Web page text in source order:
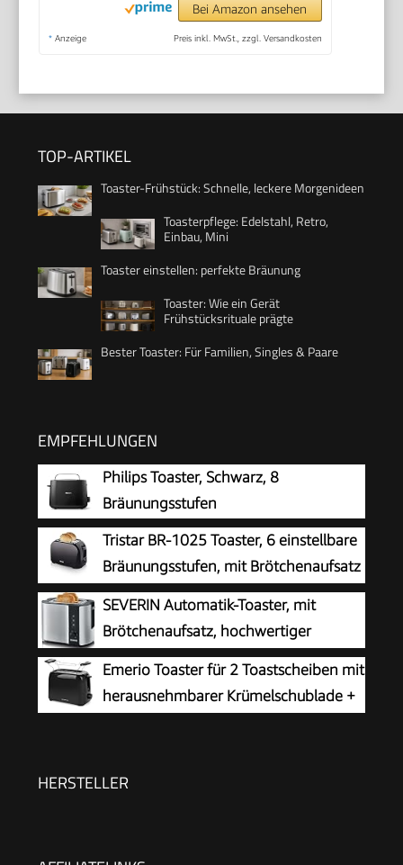
Bei Amazon ansehen
* Anzeige Preis inkl. MwSt., zzgl. Versandkosten
TOP-ARTIKEL
Toaster-Frühstück: Schnelle, leckere Morgenideen
Toasterpflege: Edelstahl, Retro,
Einbau, Mini
Toaster einstellen: perfekte Bräunung
Toaster: Wie ein Gerät
Frühstücksrituale prägte
Bester Toaster: Für Familien, Singles & Paare
EMPFEHLUNGEN
Philips Toaster, Schwarz, 8
Bräunungsstufen
Tristar BR-1025 Toaster, 6 einstellbare
Bräunungsstufen, mit Brötchenaufsatz
und herausnehmbarem Krümelfach
SEVERIN Automatik-Toaster, mit
Brötchenaufsatz, hochwertiger
Edelstahl Toaster zum Toasten,
Auftauen und Erwärmen, 800 W,steel, AT 2589
Emerio Toaster für 2 Toastscheiben mit
herausnehmbarer Krümelschublade +
Kabelaufwicklung | 700W | TO-128676.3
HERSTELLER